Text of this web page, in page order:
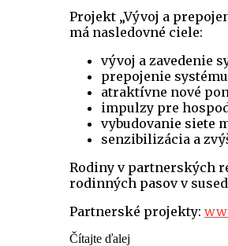
Projekt „Vývoj a
má nasledovné ciele:
vývoj a zavedenie
prepojenie
atraktívne nové
impulzy pre
vybudovanie siete
senzibilizácia a
Rodiny v partnerských
rodinných pasov v
Partnerské projekty:
Čítajte ďalej